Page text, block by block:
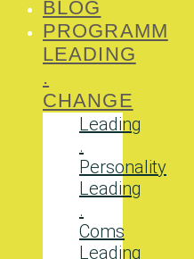
BLOG
PROGRAMM
LEADING
.
CHANGE
Leading
.
Personality
Leading
.
Coms
Leading